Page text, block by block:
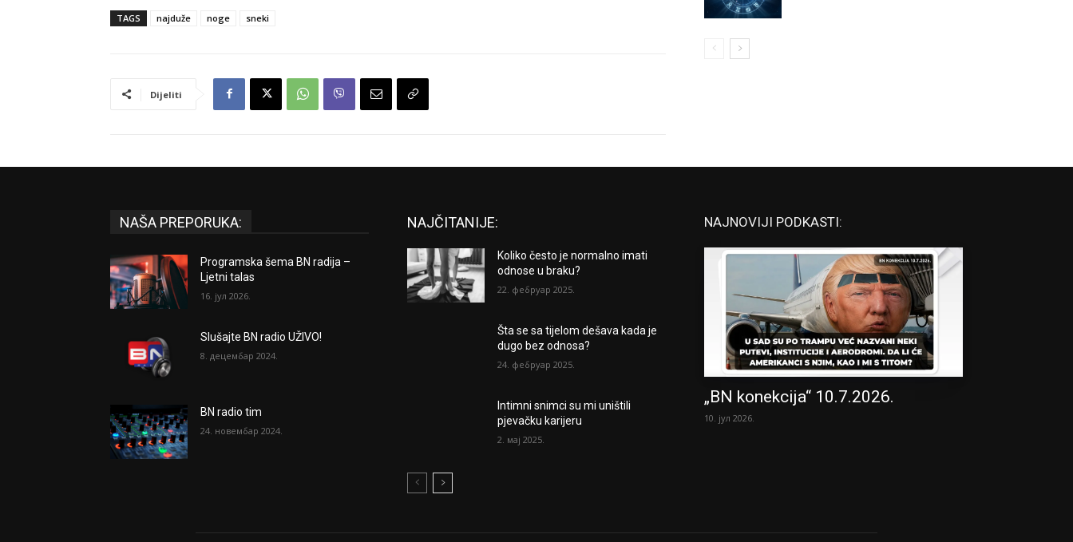
TAGS najduže noge sneki
Dijeliti
NAŠA PREPORUKA:
Programska šema BN radija –
Ljetni talas
16. јул 2026.
Slušajte BN radio UŽIVO!
8. децембар 2024.
BN radio tim
24. новембар 2024.
NAJČITANIJE:
Koliko često je normalno imati
odnose u braku?
22. фебруар 2025.
Šta se sa tijelom dešava kada je
dugo bez odnosa?
24. фебруар 2025.
Intimni snimci su mi uništili
pjevačku karijeru
2. мај 2025.
NAJNOVIJI PODKASTI:
„BN konekcija“ 10.7.2026.
10. јул 2026.